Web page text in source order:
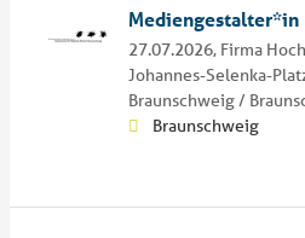
Mediengestalter*in
27.07.2026, Firma
Johannes-Selenka-
Braunschweig /
Braunschweig